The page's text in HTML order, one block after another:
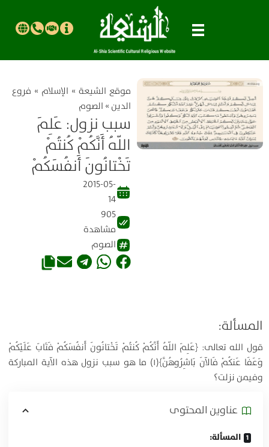
موقع الشیعة» الإسلام » فروع
الدين » الصوم
سبب نزول: عَلِمَ
اللّهُ أَنَّكُمْ كُنتُمْ
تَخْتانُونَ أَنفُسَكُمْ
2015-05-
14
905
مشاهدة
الصوم
المسألة:
قول الله تعالى: ﴿عَلِمَ اللّهُ أَنَّكُمْ كُنتُمْ تَخْتانُونَ أَنفُسَكُمْ فَتَابَ عَلَيْكُمْ
وَعَفَا عَنكُمْ فَالآنَ بَاشِرُوهُنَّ﴾(۱) ما هو سبب نزول هذه الآية المباركة
وفيمن نزلت؟
عناوين المحتوی
المسألة: